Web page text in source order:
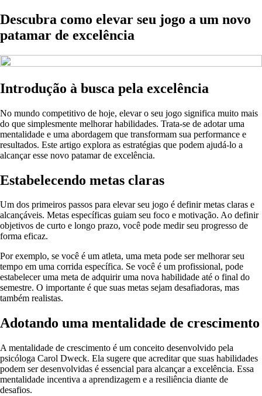
Descubra como elevar seu jogo a um novo
patamar de excelência
Introdução à busca pela excelência
No mundo competitivo de hoje, elevar o seu jogo significa muito mais
do que simplesmente melhorar habilidades. Trata-se de adotar uma
mentalidade e uma abordagem que transformam sua performance e
resultados. Este artigo explora as estratégias que podem ajudá-lo a
alcançar esse novo patamar de excelência.
Estabelecendo metas claras
Um dos primeiros passos para elevar seu jogo é definir metas claras e
alcançáveis. Metas específicas guiam seu foco e motivação. Ao definir
objetivos de curto e longo prazo, você pode medir seu progresso de
forma eficaz.
Por exemplo, se você é um atleta, uma meta pode ser melhorar seu
tempo em uma corrida específica. Se você é um profissional, pode
estabelecer uma meta de adquirir uma nova habilidade até o final do
semestre. O importante é que suas metas sejam desafiadoras, mas
também realistas.
Adotando uma mentalidade de crescimento
A mentalidade de crescimento é um conceito desenvolvido pela
psicóloga Carol Dweck. Ela sugere que acreditar que suas habilidades
podem ser desenvolvidas é essencial para alcançar a excelência. Essa
mentalidade incentiva a aprendizagem e a resiliência diante de
desafios.